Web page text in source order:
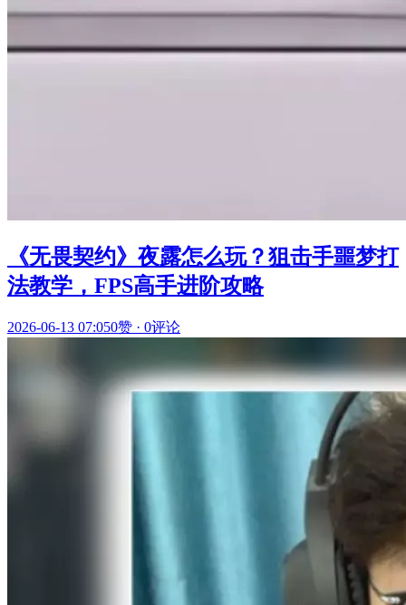
《无畏契约》夜露怎么玩？狙击手噩梦打
法教学，FPS高手进阶攻略
2026-06-13 07:050赞 · 0评论